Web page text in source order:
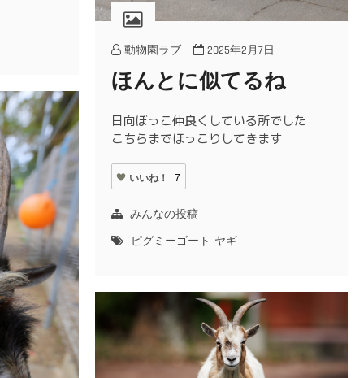
動物園ラブ 2025年2月7日
ほんとに似てるね
日向ぼっこ仲良くしている所でした
こちらまでほっこりしてきます
いいね！ 7
みんなの投稿
ピグミーゴート ヤギ